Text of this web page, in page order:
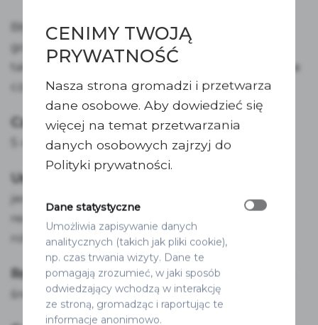
Błyszczące naklejki na podziękowania dla
gości weselnych idealne na małe upominki
takie jak herbaty, kawy, miody, cukierki, ciasta
czy buteleczki.
Czas realizacji:
5 dni roboczych + dostawa 1-2 dni robocze
Usługa expres:
jednorazowa opłata w wysokości 20 zł
realizacja w 2 dni robocze + wysyłka 1-2 dni
robocze
Rozmiar:naklejki dostępne są w rozmiarze o
średnicy 4 cm, 5 cm i 6 cm.
CENIMY TWOJĄ
PRYWATNOŚĆ
Nasza strona gromadzi i przetwarza
dane osobowe. Aby dowiedzieć się
więcej na temat przetwarzania
danych osobowych zajrzyj do
Polityki prywatności.
Dane statystyczne
Umożliwia zapisywanie danych
analitycznych (takich jak pliki cookie),
np. czas trwania wizyty. Dane te
pomagają zrozumieć, w jaki sposób
odwiedzający wchodzą w interakcję
ze stroną, gromadząc i raportując te
informacje anonimowo.